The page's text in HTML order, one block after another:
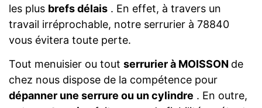
les plus brefs délais . En effet, à travers un
travail irréprochable, notre serrurier à 78840
vous évitera toute perte.
Tout menuisier ou tout serrurier à MOISSON de
chez nous dispose de la compétence pour
dépanner une serrure ou un cylindre . En outre,